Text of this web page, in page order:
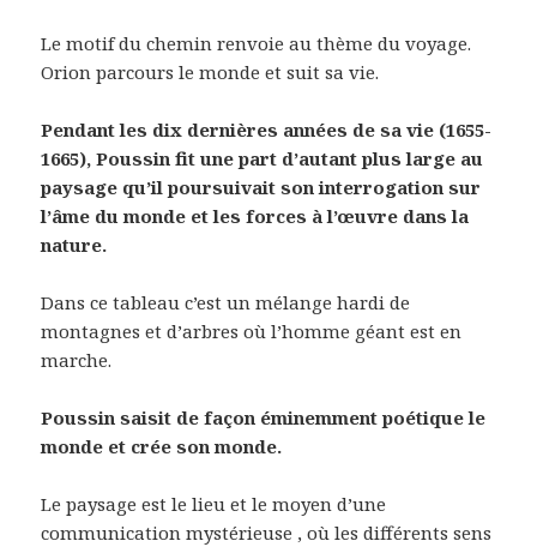
Le motif du chemin renvoie au thème du voyage.
Orion parcours le monde et suit sa vie.
Pendant les dix dernières années de sa vie (1655-
1665), Poussin fit une part d’autant plus large au
paysage qu’il poursuivait son interrogation sur
l’âme du monde et les forces à l’œuvre dans la
nature.
Dans ce tableau c’est un mélange hardi de
montagnes et d’arbres où l’homme géant est en
marche.
Poussin saisit de façon éminemment poétique le
monde et crée son monde.
Le paysage est le lieu et le moyen d’une
communication mystérieuse , où les différents sens